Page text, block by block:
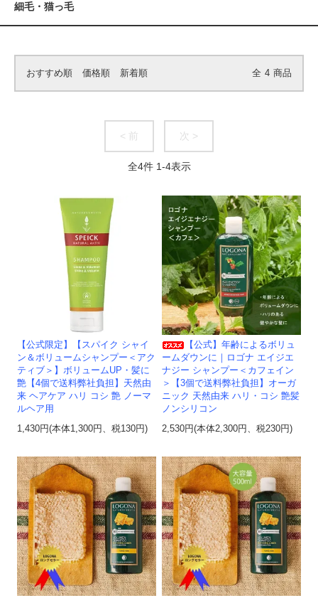
細毛・猫っ毛
おすすめ順 価格順 新着順 全 4 商品
< 前 次 >
全4件 1-4表示
【公式限定】【スパイク シャイ
ン＆ボリュームシャンプー＜アク
ティブ＞】ボリュームUP・髪に
艶【4個で送料弊社負担】天然由
来 ヘアケア ハリ コシ 艶 ノーマ
ルヘア用
1,430円(本体1,300円、税130円)
【公式】年齢によるボリュ
ームダウンに｜ロゴナ エイジエ
ナジー シャンプー＜カフェイン
＞【3個で送料弊社負担】オーガ
ニック 天然由来 ハリ・コシ 艶髪
ノンシリコン
2,530円(本体2,300円、税230円)